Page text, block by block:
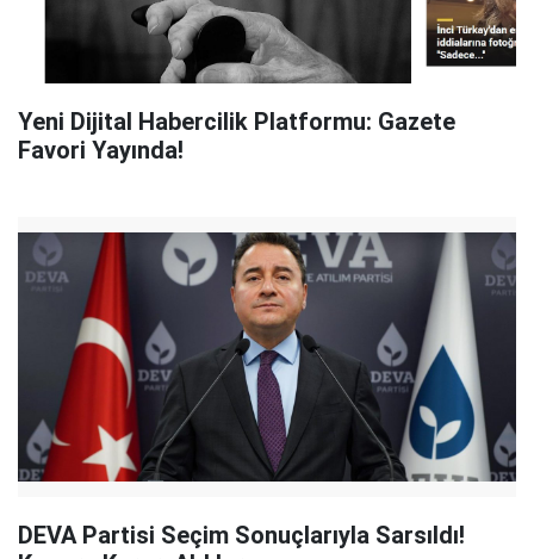
Yeni Dijital Habercilik Platformu: Gazete
Favori Yayında!
DEVA Partisi Seçim Sonuçlarıyla Sarsıldı!